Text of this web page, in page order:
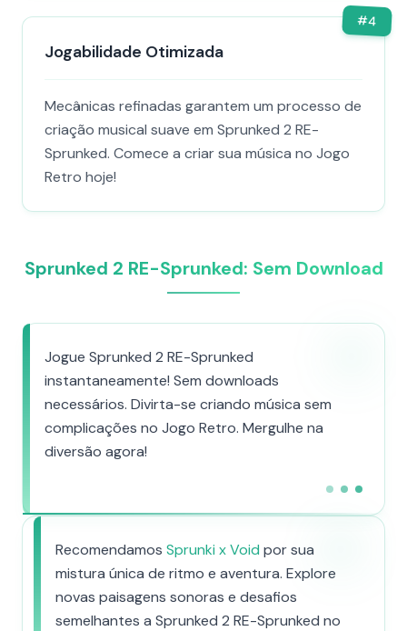
#4
Jogabilidade Otimizada
Mecânicas refinadas garantem um processo de
criação musical suave em Sprunked 2 RE-
Sprunked. Comece a criar sua música no Jogo
Retro hoje!
Sprunked 2 RE-Sprunked: Sem Download
Jogue Sprunked 2 RE-Sprunked
instantaneamente! Sem downloads
necessários. Divirta-se criando música sem
complicações no Jogo Retro. Mergulhe na
diversão agora!
Recomendamos Sprunki x Void por sua
mistura única de ritmo e aventura. Explore
novas paisagens sonoras e desafios
semelhantes a Sprunked 2 RE-Sprunked no